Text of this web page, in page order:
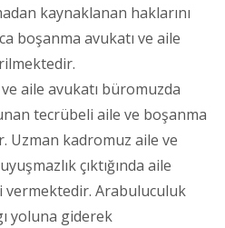
kaynaklanan haklarını
boşanma avukatı ve aile
aile avukatı büromuzda
tecrübeli aile ve boşanma
Uzman kadromuz aile ve
çıktığında aile
Arabuluculuk
yoluna giderek